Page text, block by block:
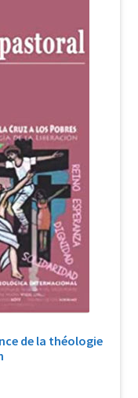
de la théologie